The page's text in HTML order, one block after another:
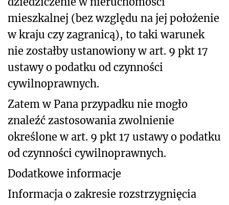
mieszkalnej (bez względu na jej położenie
w kraju czy zagranicą), to taki warunek
nie zostałby ustanowiony w art. 9 pkt 17
ustawy o podatku od czynności
cywilnoprawnych.
Zatem w Pana przypadku nie mogło
znaleźć zastosowania zwolnienie
określone w art. 9 pkt 17 ustawy o podatku
od czynności cywilnoprawnych.
Dodatkowe informacje
Informacja o zakresie rozstrzygnięcia